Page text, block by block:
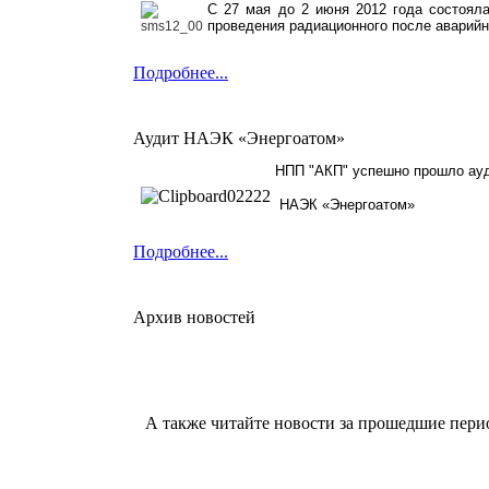
С 27 мая до 2 июня 2012 года
проведения радиационного после
Подробнее...
Аудит НАЭК «Энергоатом»
НПП "АКП" успешно прошло
НАЭК «Энергоатом»
Подробнее...
Архив новостей
А также читайте новости за прошедшие